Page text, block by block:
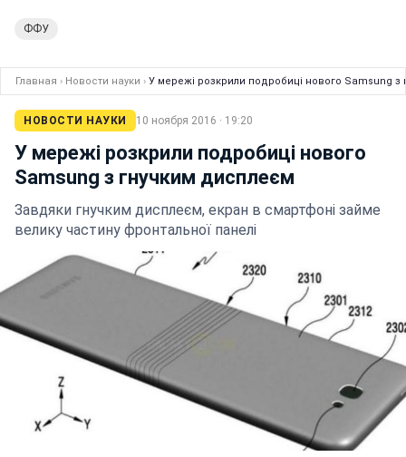
ФФУ
Главная › Новости науки › У мережі розкрили подробиці нового Samsung з
НОВОСТИ НАУКИ 10 ноября 2016 · 19:20
У мережі розкрили подробиці нового
Samsung з гнучким дисплеєм
Завдяки гнучким дисплеєм, екран в смартфоні займе
велику частину фронтальної панелі